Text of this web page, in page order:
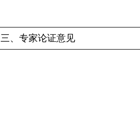
三、专家论证意见